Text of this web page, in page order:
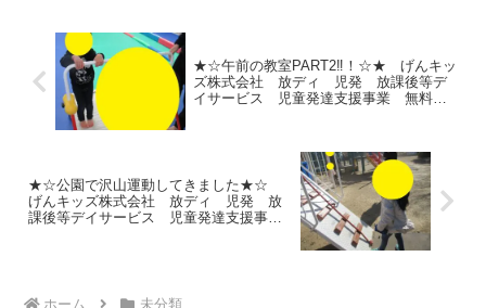
★☆午前の教室PART2‼！☆★ げんキッ
ズ株式会社 放ディ 児発 放課後等デ
イサービス 児童発達支援事業 無料送
★☆公園で沢山運動してきました★☆
げんキッズ株式会社 放ディ 児発 放
課後等デイサービス 児童発達支援事
ホーム
未分類